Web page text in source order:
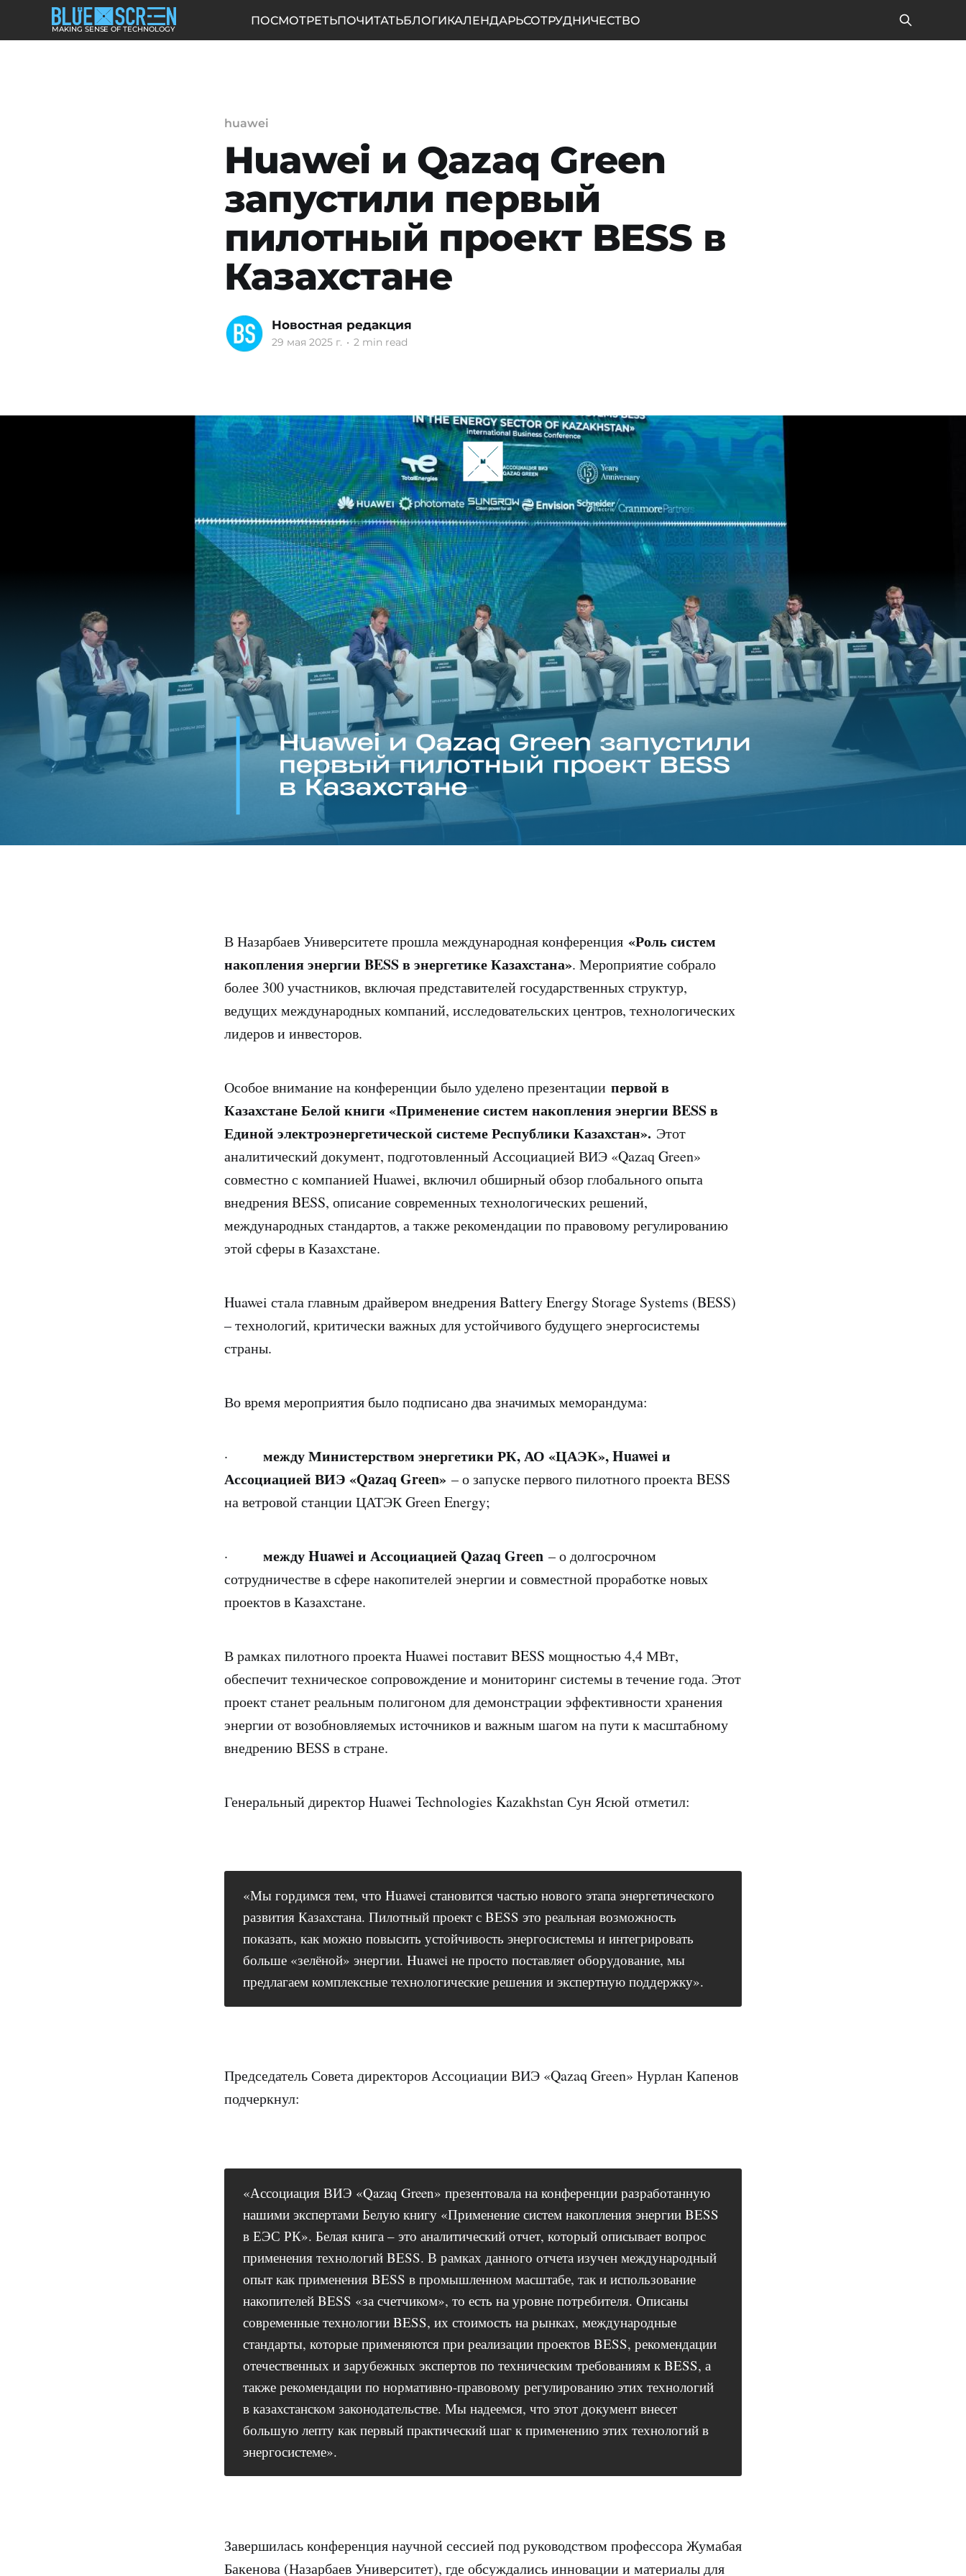
MAKING SENSE OF TECHNOLOGY
ПОСМОТРЕТЬПОЧИТАТЬБЛОГИКАЛЕНДАРЬСОТРУДНИЧЕСТВО
huawei
Huawei и Qazaq Green
запустили первый
пилотный проект BESS в
Казахстане
Новостная редакция
29 мая 2025 г. • 2 min read
В Назарбаев Университете прошла международная конференция «Роль систем
накопления энергии BESS в энергетике Казахстана». Мероприятие собрало
более 300 участников, включая представителей государственных структур,
ведущих международных компаний, исследовательских центров, технологических
лидеров и инвесторов.
Особое внимание на конференции было уделено презентации первой в
Казахстане Белой книги «Применение систем накопления энергии BESS в
Единой электроэнергетической системе Республики Казахстан». Этот
аналитический документ, подготовленный Ассоциацией ВИЭ «Qazaq Green»
совместно с компанией Huawei, включил обширный обзор глобального опыта
внедрения BESS, описание современных технологических решений,
международных стандартов, а также рекомендации по правовому регулированию
этой сферы в Казахстане.
Huawei стала главным драйвером внедрения Battery Energy Storage Systems (BESS)
– технологий, критически важных для устойчивого будущего энергосистемы
страны.
Во время мероприятия было подписано два значимых меморандума:
· между Министерством энергетики РК, АО «ЦАЭК», Huawei и
Ассоциацией ВИЭ «Qazaq Green» – о запуске первого пилотного проекта BESS
на ветровой станции ЦАТЭК Green Energy;
· между Huawei и Ассоциацией Qazaq Green – о долгосрочном
сотрудничестве в сфере накопителей энергии и совместной проработке новых
проектов в Казахстане.
В рамках пилотного проекта Huawei поставит BESS мощностью 4,4 МВт,
обеспечит техническое сопровождение и мониторинг системы в течение года. Этот
проект станет реальным полигоном для демонстрации эффективности хранения
энергии от возобновляемых источников и важным шагом на пути к масштабному
внедрению BESS в стране.
Генеральный директор Huawei Technologies Kazakhstan Сун Ясюй отметил:
«Мы гордимся тем, что Huawei становится частью нового этапа энергетического
развития Казахстана. Пилотный проект с BESS это реальная возможность
показать, как можно повысить устойчивость энергосистемы и интегрировать
больше «зелёной» энергии. Huawei не просто поставляет оборудование, мы
предлагаем комплексные технологические решения и экспертную поддержку».
Председатель Совета директоров Ассоциации ВИЭ «Qazaq Green» Нурлан Капенов
подчеркнул:
«Ассоциация ВИЭ «Qazaq Green» презентовала на конференции разработанную
нашими экспертами Белую книгу «Применение систем накопления энергии BESS
в ЕЭС РК». Белая книга – это аналитический отчет, который описывает вопрос
применения технологий BESS. В рамках данного отчета изучен международный
опыт как применения BESS в промышленном масштабе, так и использование
накопителей BESS «за счетчиком», то есть на уровне потребителя. Описаны
современные технологии BESS, их стоимость на рынках, международные
стандарты, которые применяются при реализации проектов BESS, рекомендации
отечественных и зарубежных экспертов по техническим требованиям к BESS, а
также рекомендации по нормативно-правовому регулированию этих технологий
в казахстанском законодательстве. Мы надеемся, что этот документ внесет
большую лепту как первый практический шаг к применению этих технологий в
энергосистеме».
Завершилась конференция научной сессией под руководством профессора Жумабая
Бакенова (Назарбаев Университет), где обсуждались инновации и материалы для